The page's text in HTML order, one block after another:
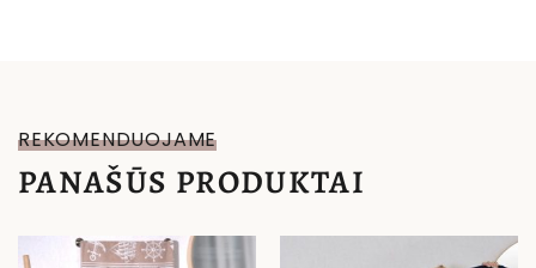
REKOMENDUOJAME
PANAŠŪS PRODUKTAI